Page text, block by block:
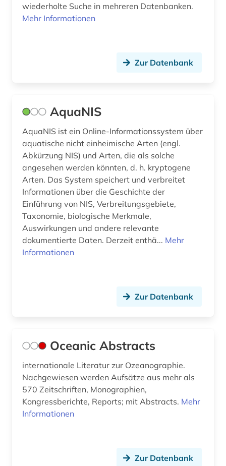
wiederholte Suche in mehreren Datenbanken.
Mehr Informationen
Zur Datenbank
AquaNIS
AquaNIS ist ein Online-Informationssystem über
aquatische nicht einheimische Arten (engl.
Abkürzung NIS) und Arten, die als solche
angesehen werden könnten, d. h. kryptogene
Arten. Das System speichert und verbreitet
Informationen über die Geschichte der
Einführung von NIS, Verbreitungsgebiete,
Taxonomie, biologische Merkmale,
Auswirkungen und andere relevante
dokumentierte Daten. Derzeit enthä... Mehr
Informationen
Zur Datenbank
Oceanic Abstracts
internationale Literatur zur Ozeanographie.
Nachgewiesen werden Aufsätze aus mehr als
570 Zeitschriften, Monographien,
Kongressberichte, Reports; mit Abstracts. Mehr
Informationen
Zur Datenbank